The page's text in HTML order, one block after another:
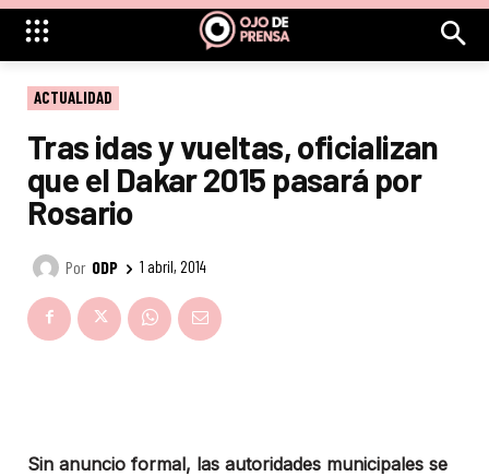
ACTUALIDAD
Tras idas y vueltas, oficializan
que el Dakar 2015 pasará por
Rosario
Por ODP 1 abril, 2014
Sin anuncio formal, las autoridades municipales se